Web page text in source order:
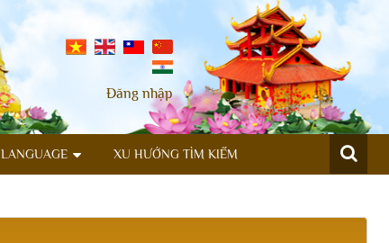
Đăng nhập
LANGUAGE XU HƯỚNG TÌM KIẾM